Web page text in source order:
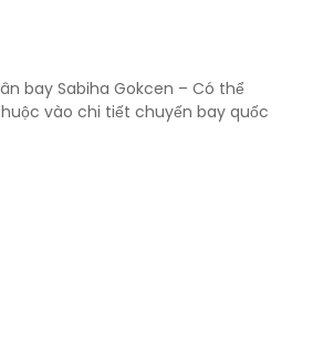
bay Sabiha Gokcen – Có thể
vào chi tiết chuyến bay quốc